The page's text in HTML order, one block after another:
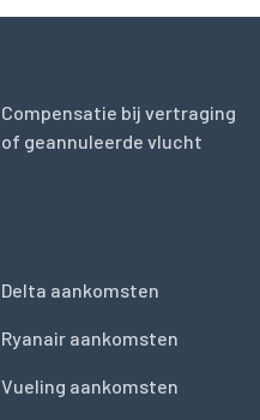
Compensatie bij vertraging
of geannuleerde vlucht
Delta aankomsten
Ryanair aankomsten
Vueling aankomsten